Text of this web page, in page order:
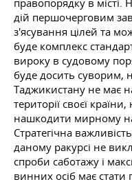
правопорядку в місті.
дій першочерговим
з'ясування цілей та
буде комплекс
вироку в судовому
буде досить суворим,
Таджикистану не має
території своєї
нашкодити мирному
Стратегічна
даному ракурсі не
спроби саботажу і
винних осіб має